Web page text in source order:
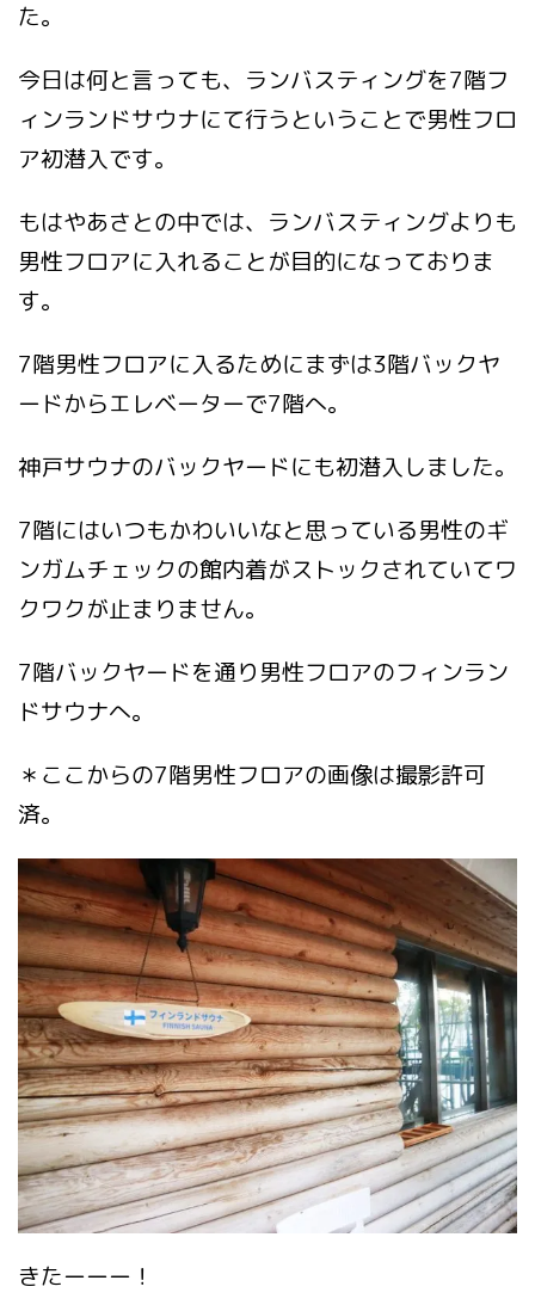
た。
今日は何と言っても、ランバスティングを7階フ
ィンランドサウナにて行うということで男性フロ
ア初潜入です。
もはやあさとの中では、ランバスティングよりも
男性フロアに入れることが目的になっておりま
す。
7階男性フロアに入るためにまずは3階バックヤ
ードからエレベーターで7階へ。
神戸サウナのバックヤードにも初潜入しました。
7階にはいつもかわいいなと思っている男性のギ
ンガムチェックの館内着がストックされていてワ
クワクが止まりません。
7階バックヤードを通り男性フロアのフィンラン
ドサウナへ。
＊ここからの7階男性フロアの画像は撮影許可
済。
きたーーー！